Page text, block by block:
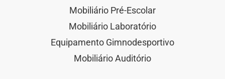
Mobiliário Pré-Escolar
Mobiliário Laboratório
Equipamento Gimnodesportivo
Mobiliário Auditório